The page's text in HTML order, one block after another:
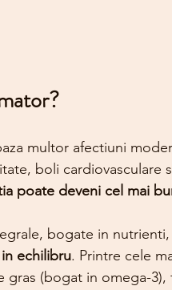
multor afectiuni
boli cardiovasculare
poate deveni cel mai
bogate in
echilibru. Printre cele
gras (bogat in omega-